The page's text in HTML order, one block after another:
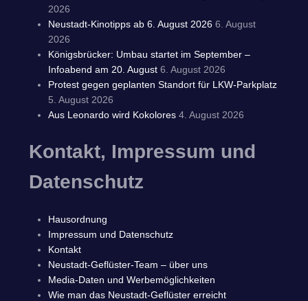
2026
Neustadt-Kinotipps ab 6. August 2026 6. August
2026
Königsbrücker: Umbau startet im September –
Infoabend am 20. August 6. August 2026
Protest gegen geplanten Standort für LKW-Parkplatz
5. August 2026
Aus Leonardo wird Kokolores 4. August 2026
Kontakt, Impressum und
Datenschutz
Hausordnung
Impressum und Datenschutz
Kontakt
Neustadt-Geflüster-Team – über uns
Media-Daten und Werbemöglichkeiten
Wie man das Neustadt-Geflüster erreicht